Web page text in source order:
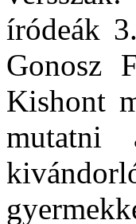
íródeák
Gonosz
Kishont
mutatni